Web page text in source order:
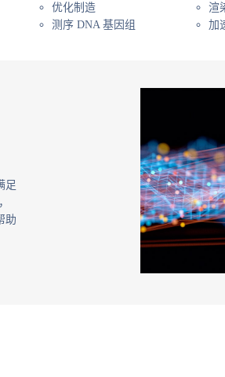
优化制造
测序 DNA 基因组
渲
加
足
助